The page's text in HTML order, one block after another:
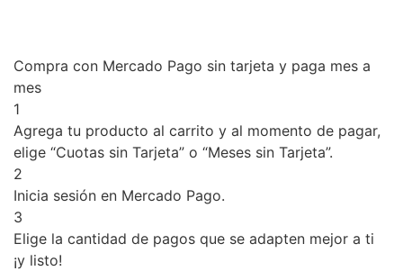
Compra con Mercado Pago sin tarjeta y paga mes a
mes
1
Agrega tu producto al carrito y al momento de pagar,
elige “Cuotas sin Tarjeta” o “Meses sin Tarjeta”.
2
Inicia sesión en Mercado Pago.
3
Elige la cantidad de pagos que se adapten mejor a ti
¡y listo!